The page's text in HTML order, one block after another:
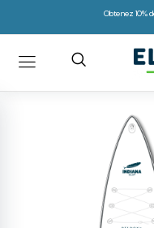
Obtenez 10%